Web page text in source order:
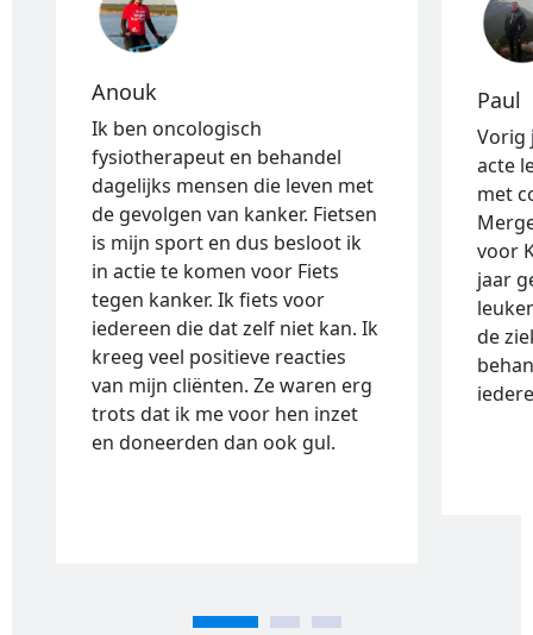
Anouk
Ik ben oncologisch
fysiotherapeut en behandel
dagelijks mensen die leven met
de gevolgen van kanker. Fietsen
is mijn sport en dus besloot ik
in actie te komen voor Fiets
tegen kanker. Ik fiets voor
iedereen die dat zelf niet kan. Ik
kreeg veel positieve reacties
van mijn cliënten. Ze waren erg
trots dat ik me voor hen inzet
en doneerden dan ook gul.
Paul
Vorig
acte
met
voor
jaar
de